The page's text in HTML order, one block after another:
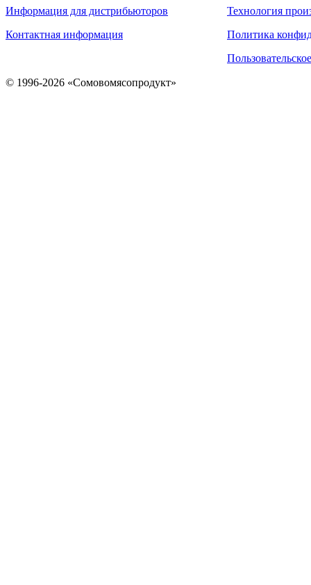
Информация для дистрибьюторов
Контактная информация
Технология
Политика
© 1996-2026 «Сомовомясопродукт»